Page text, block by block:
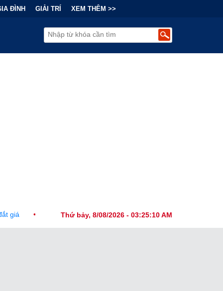
ĐÌNH GIẢI TRÍ XEM THÊM >>
Thứ bảy, 8/08/2026 - 03:25:12 AM
Chính Đằng Sau "Cơn Sốt" Trà Sữa Nhượng Quyền: Lợi Nhuận